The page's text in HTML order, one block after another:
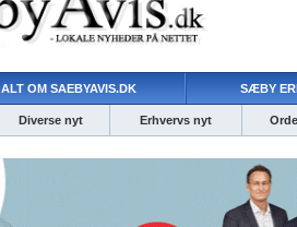
ALT OM SAEBYAVIS.DK SÆBY
Diverse nyt Erhvervs nyt